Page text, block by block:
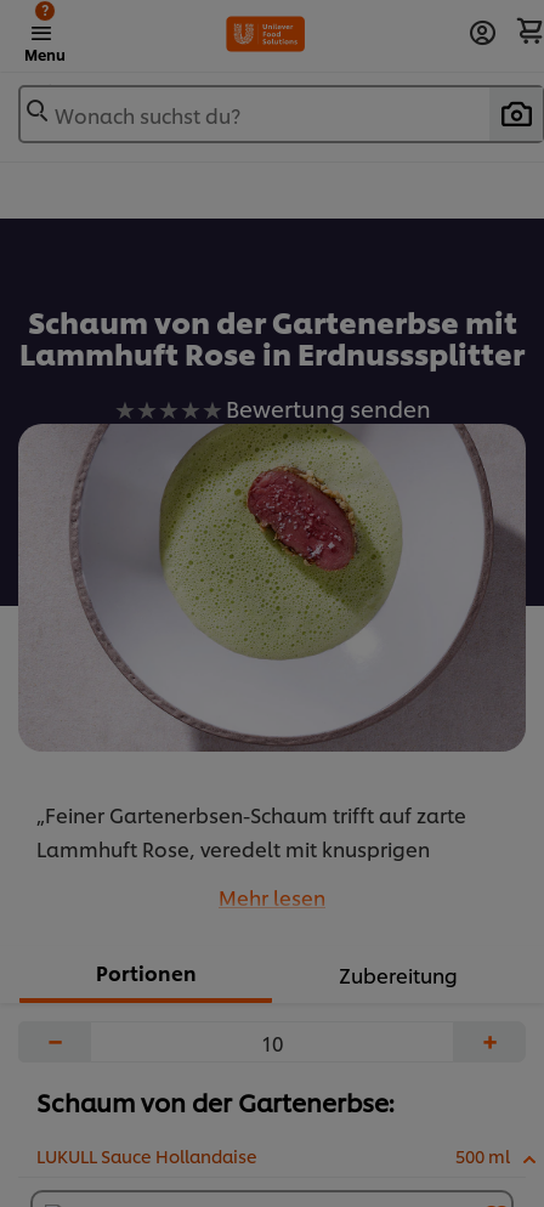
Menu
?
Wonach suchst du?
Schaum von der Gartenerbse mit
Lammhuft Rose in Erdnusssplitter
Keine
Bewertungen
für
dieses
recipe
abgegeben
Bewertung senden
„Feiner Gartenerbsen-Schaum trifft auf zarte
Lammhuft Rose, veredelt mit knusprigen
Mehr lesen
Portionen Zubereitung
− +
Schaum von der Gartenerbse:
LUKULL Sauce Hollandaise 500 ml